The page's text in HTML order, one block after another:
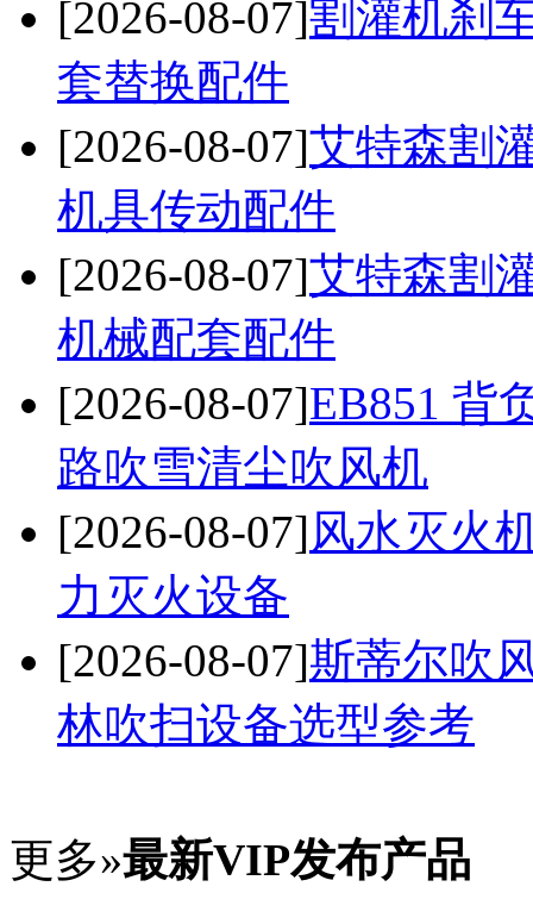
[2026-08-07]割灌机刹
套替换配件
[2026-08-07]艾特森割
机具传动配件
[2026-08-07]艾特森割
机械配套配件
[2026-08-07]EB851 背
路吹雪清尘吹风机
[2026-08-07]风水灭火
力灭火设备
[2026-08-07]斯蒂尔吹
林吹扫设备选型参考
更多»最新VIP发布产品